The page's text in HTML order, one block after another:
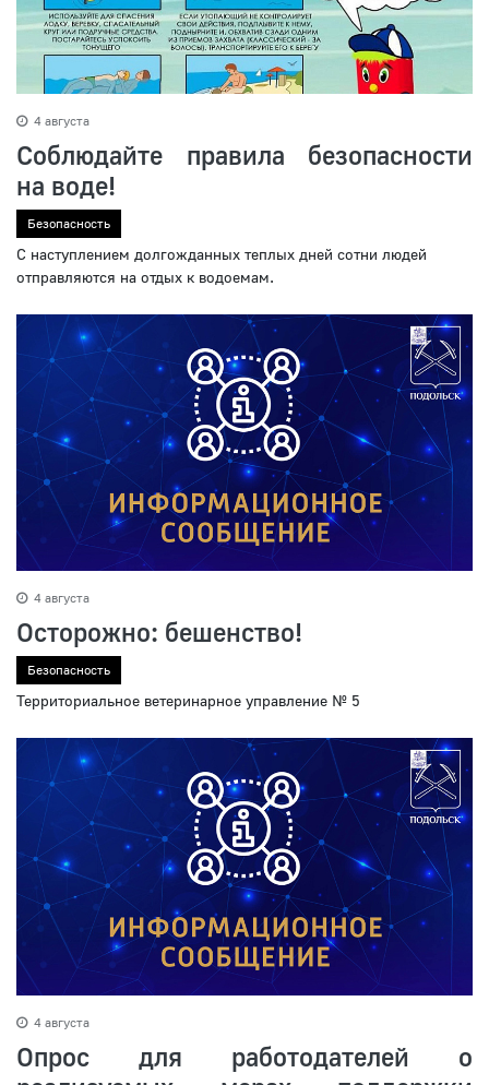
4 августа
Соблюдайте правила безопасности
на воде!
Безопасность
С наступлением долгожданных теплых дней сотни людей
отправляются на отдых к водоемам.
4 августа
Осторожно: бешенство!
Безопасность
Территориальное ветеринарное управление № 5
4 августа
Опрос для работодателей о